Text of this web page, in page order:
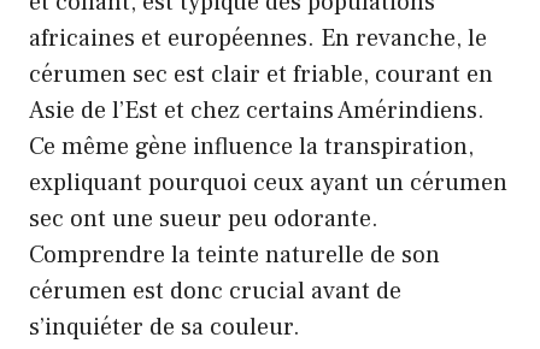
africaines et européennes. En revanche, le
cérumen sec est clair et friable, courant en
Asie de l’Est et chez certains Amérindiens.
Ce même gène influence la transpiration,
expliquant pourquoi ceux ayant un cérumen
sec ont une sueur peu odorante.
Comprendre la teinte naturelle de son
cérumen est donc crucial avant de
s’inquiéter de sa couleur.